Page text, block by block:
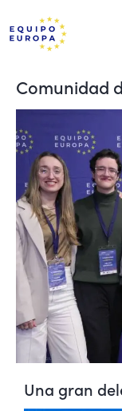
Comunidad
Una gran